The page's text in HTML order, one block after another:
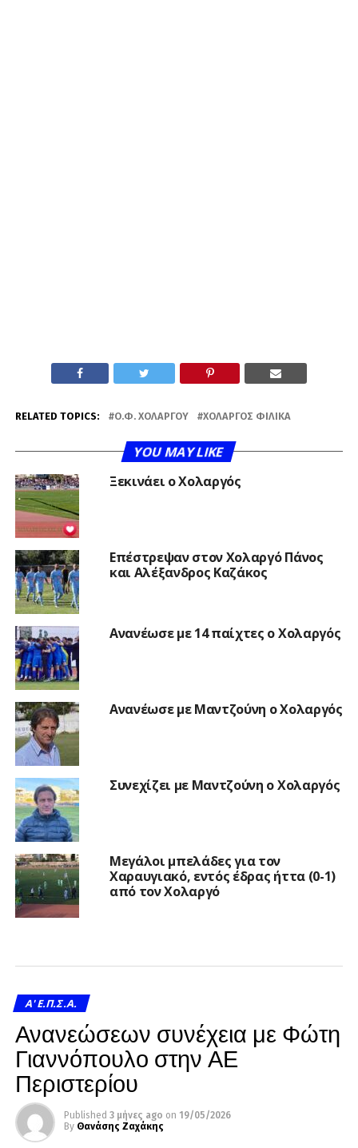
RELATED TOPICS: Ο.Φ. ΧΟΛΑΡΓΟΎ ΧΟΛΑΡΓΌΣ ΦΙΛΙΚΆ
YOU MAY LIKE
Ξεκινάει ο Χολαργός
Επέστρεψαν στον Χολαργό Πάνος
και Αλέξανδρος Καζάκος
Ανανέωσε με 14 παίχτες ο Χολαργός
Ανανέωσε με Μαντζούνη ο Χολαργός
Συνεχίζει με Μαντζούνη ο Χολαργός
Μεγάλοι μπελάδες για τον
Χαραυγιακό, εντός έδρας ήττα (0-1)
από τον Χολαργό
A' Ε.Π.Σ.Α.
Ανανεώσεων συνέχεια με Φώτη
Γιαννόπουλο στην ΑΕ
Περιστερίου
Published 3 μήνες ago on 19/05/2026
By Θανάσης Ζαχάκης